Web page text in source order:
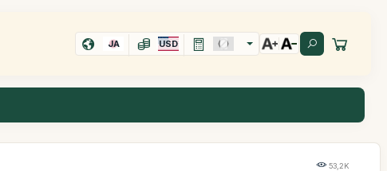
JA USD
53,2K